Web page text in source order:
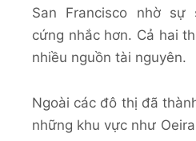
San Francisco nhờ
cứng nhắc hơn. Cả hai
nhiều nguồn tài nguyên.
Ngoài các đô thị đã
những khu vực như